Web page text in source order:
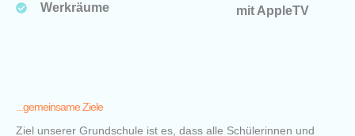
Werkräume
mit AppleTV
...gemeinsame Ziele
Ziel unserer Grundschule ist es, dass alle Schülerinnen und